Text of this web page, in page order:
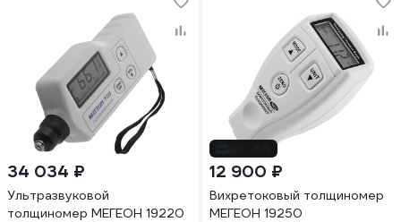
34 034 ₽
Ультразвуковой
толщиномер МЕГЕОН 19220
12 900 ₽
Вихретоковый толщиномер
МЕГЕОН 19250